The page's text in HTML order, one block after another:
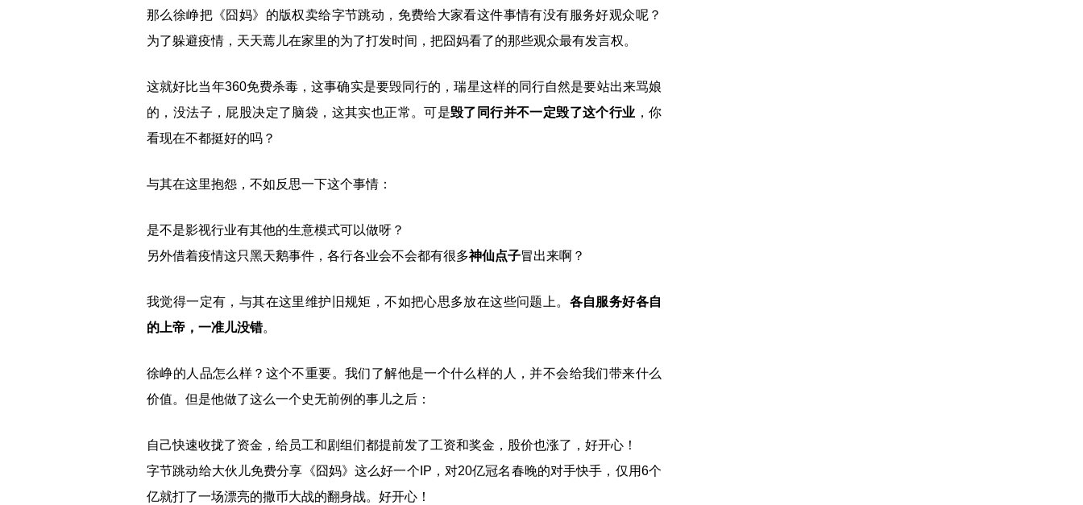
那么徐峥把《囧妈》的版权卖给字节跳动，免费给大家看这件事情有没有服务好观众呢？
为了躲避疫情，天天蔫儿在家里的为了打发时间，把囧妈看了的那些观众最有发言权。
这就好比当年360免费杀毒，这事确实是要毁同行的，瑞星这样的同行自然是要站出来骂娘
的，没法子，屁股决定了脑袋，这其实也正常。可是毁了同行并不一定毁了这个行业 ，你
看现在不都挺好的吗？
与其在这里抱怨，不如反思一下这个事情：
是不是影视行业有其他的生意模式可以做呀？
另外借着疫情这只黑天鹅事件，各行各业会不会都有很多神仙点子冒出来啊？
我觉得一定有，与其在这里维护旧规矩，不如把心思多放在这些问题上。 各自服务好各自
的上帝，一准儿没错。
徐峥的人品怎么样？这个不重要。我们了解他是一个什么样的人，并不会给我们带来什么
价值。但是他做了这么一个史无前例的事儿之后：
自己快速收拢了资金，给员工和剧组们都提前发了工资和奖金，股价也涨了，好开心！
字节跳动给大伙儿免费分享《囧妈》这么好一个IP，对20亿冠名春晚的对手快手，仅用6个
亿就打了一场漂亮的撒币大战的翻身战。好开心！